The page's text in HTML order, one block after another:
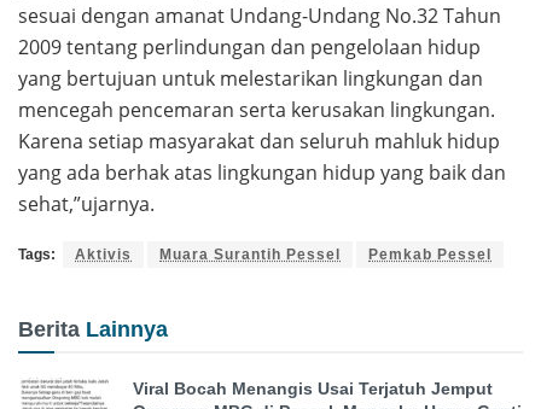
sesuai dengan amanat Undang-Undang No.32 Tahun
2009 tentang perlindungan dan pengelolaan hidup
yang bertujuan untuk melestarikan lingkungan dan
mencegah pencemaran serta kerusakan lingkungan.
Karena setiap masyarakat dan seluruh mahluk hidup
yang ada berhak atas lingkungan hidup yang baik dan
sehat,”ujarnya.
Tags: Aktivis Muara Surantih Pessel Pemkab Pessel
Berita Lainnya
Viral Bocah Menangis Usai Terjatuh Jemput